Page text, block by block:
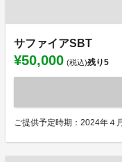
サファイアSBT
¥50,000 (税込)残り5
ご提供予定時期：2024年４